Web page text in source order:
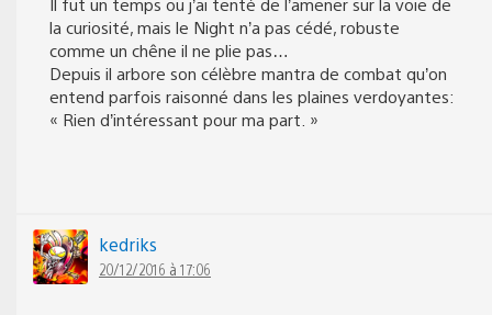
la curiosité, mais le Night n’a pas cédé, robuste
comme un chêne il ne plie pas…
Depuis il arbore son célèbre mantra de combat qu’on
entend parfois raisonné dans les plaines verdoyantes:
« Rien d’intéressant pour ma part. »
kedriks
20/12/2016 à 17:06